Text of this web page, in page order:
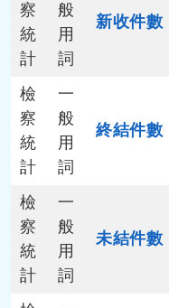
察
統
計
般
用
詞
新收件數
檢
察
統
計
一
般
用
詞
終結件數
檢
察
統
計
一
般
用
詞
未結件數